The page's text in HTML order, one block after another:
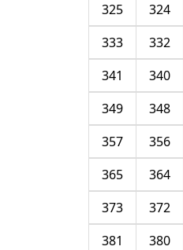
324
325
332
333
340
341
348
349
356
357
364
365
372
373
380
381